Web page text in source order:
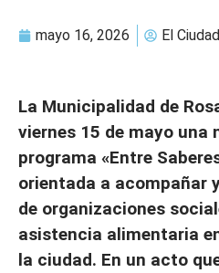
mayo 16, 2026 El
La Municipalidad de
viernes 15 de mayo una
programa «Entre
orientada a acompañar
de organizaciones
asistencia alimentaria
la ciudad. En un acto